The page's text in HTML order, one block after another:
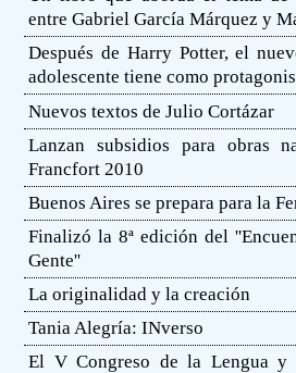
entre Gabriel García Márquez y
Después de Harry Potter, el
adolescente tiene como
Nuevos textos de Julio Cortázar
Lanzan subsidios para obras
Francfort 2010
Buenos Aires se prepara para la
Finalizó la 8ª edición del
Gente''
La originalidad y la creación
Tania Alegría: INverso
El V Congreso de la Lengua